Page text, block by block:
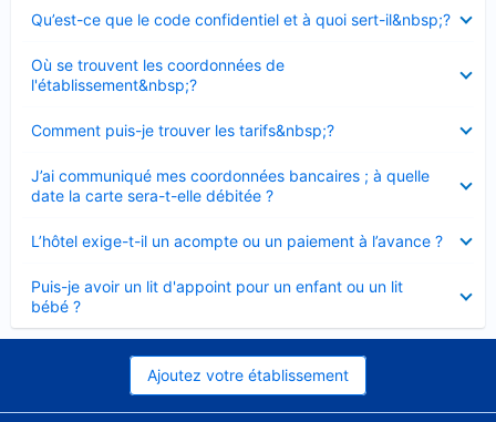
Qu’est-ce que le code confidentiel et à quoi sert-il&nbsp;?
fermé
Où se trouvent les coordonnées de
l'établissement&nbsp;?
fermé
Comment puis-je trouver les tarifs&nbsp;?
fermé
J’ai communiqué mes coordonnées bancaires ; à quelle
date la carte sera-t-elle débitée ?
fermé
L’hôtel exige-t-il un acompte ou un paiement à l’avance ?
fermé
Puis-je avoir un lit d'appoint pour un enfant ou un lit
bébé ?
fermé
Ajoutez votre établissement